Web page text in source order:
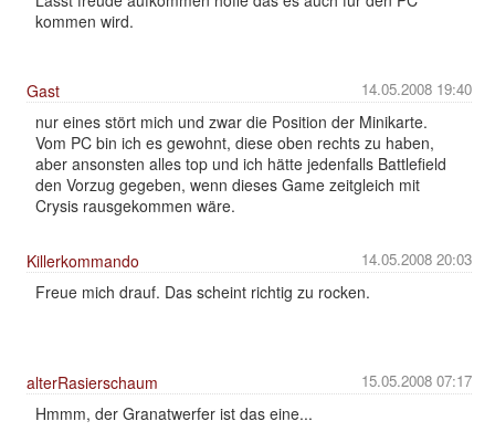
kommen wird.
14.05.2008 19:40
Gast
nur eines stört mich und zwar die Position der Minikarte.
Vom PC bin ich es gewohnt, diese oben rechts zu haben,
aber ansonsten alles top und ich hätte jedenfalls Battlefield
den Vorzug gegeben, wenn dieses Game zeitgleich mit
Crysis rausgekommen wäre.
14.05.2008 20:03
Killerkommando
Freue mich drauf. Das scheint richtig zu rocken.
15.05.2008 07:17
alterRasierschaum
Hmmm, der Granatwerfer ist das eine...